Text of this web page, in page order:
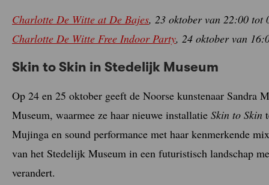
Charlotte De Witte at De Bajes, 23 oktober van 22:00 tot
Charlotte De Witte Free Indoor Party, 24 oktober van
Skin to Skin in Stedelijk Museum
Op 24 en 25 oktober geeft de Noorse kunstenaar Sandra
Museum, waarmee ze haar nieuwe installatie Skin to Skin
Mujinga en sound performance met haar kenmerkende
van het Stedelijk Museum in een futuristisch landschap
verandert.